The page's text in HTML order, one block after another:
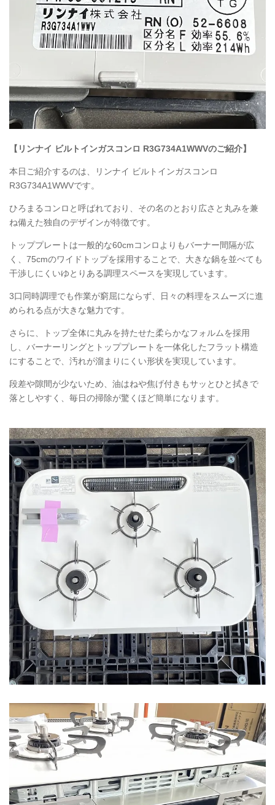
【リンナイ ビルトインガスコンロ R3G734A1WWVのご紹介】
本日ご紹介するのは、リンナイ ビルトインガスコンロ
R3G734A1WWVです。
ひろまるコンロと呼ばれており、その名のとおり広さと丸みを兼
ね備えた独自のデザインが特徴です。
トッププレートは一般的な60cmコンロよりもバーナー間隔が広
く、75cmのワイドトップを採用することで、大きな鍋を並べても
干渉しにくいゆとりある調理スペースを実現しています。
3口同時調理でも作業が窮屈にならず、日々の料理をスムーズに進
められる点が大きな魅力です。
さらに、トップ全体に丸みを持たせた柔らかなフォルムを採用
し、バーナーリングとトッププレートを一体化したフラット構造
にすることで、汚れが溜まりにくい形状を実現しています。
段差や隙間が少ないため、油はねや焦げ付きもサッとひと拭きで
落としやすく、毎日の掃除が驚くほど簡単になります。